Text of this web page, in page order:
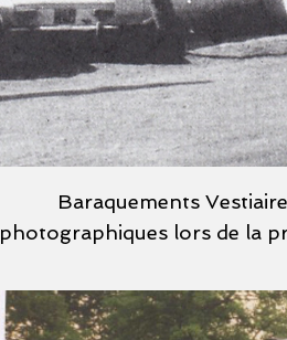
Baraquements
photographiques lors de la